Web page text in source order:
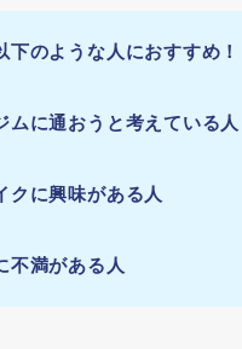
下のような人におすすめ！
ムに通おうと考えている人
クに興味がある人
不満がある人